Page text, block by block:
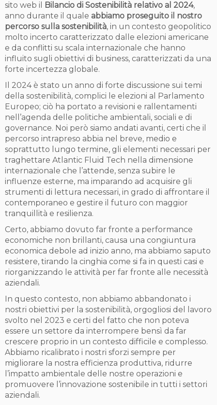
sito web il
Bilancio di Sostenibilità relativo al 2024,
anno durante il quale abbiamo proseguito il nostro
percorso sulla sostenibilità, in un contesto geopolitico
molto incerto caratterizzato dalle elezioni americane
e da conflitti su scala internazionale che hanno
influito sugli obiettivi di business, caratterizzati da una
forte incertezza globale.
Il 2024 è stato un anno di forte discussione sui temi
della sostenibilità, complici le elezioni al Parlamento
Europeo; ciò ha portato a revisioni e rallentamenti
nell’agenda delle politiche ambientali, sociali e di
governance. Noi però siamo andati avanti, certi che il
percorso intrapreso abbia nel breve, medio e
soprattutto lungo termine, gli elementi necessari per
traghettare Atlantic Fluid Tech nella dimensione
internazionale che l’attende, senza subire le
influenze esterne, ma imparando ad acquisire gli
strumenti di lettura necessari, in grado di affrontare il
contemporaneo e gestire il futuro con maggior
tranquillità e resilienza.
Certo, abbiamo dovuto far fronte a performance
economiche non brillanti, causa una congiuntura
economica debole ad inizio anno, ma abbiamo saputo
resistere, tirando la cinghia come si fa in questi casi e
riorganizzando le attività per far fronte alle necessità
aziendali.
In questo contesto, non abbiamo abbandonato i
nostri obiettivi per la sostenibilità, orgogliosi del lavoro
svolto nel 2023 e certi del fatto che non poteva
essere un settore da interrompere bensì da far
crescere proprio in un contesto difficile e complesso.
Abbiamo ricalibrato i nostri sforzi sempre per
migliorare la nostra efficienza produttiva, ridurre
l’impatto ambientale delle nostre operazioni e
promuovere l’innovazione sostenibile in tutti i settori
aziendali.